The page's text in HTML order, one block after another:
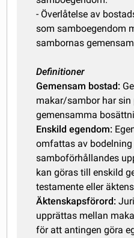
- Överlåtelse av
som samboegendom
sambornas
Definitioner
Gemensam bostad:
makar/sambor har sin
gemensamma
Enskild egendom:
omfattas av
samboförhållandes
kan göras till enskild
testamente eller
Äktenskapsförord:
upprättas mellan
för att antingen göra